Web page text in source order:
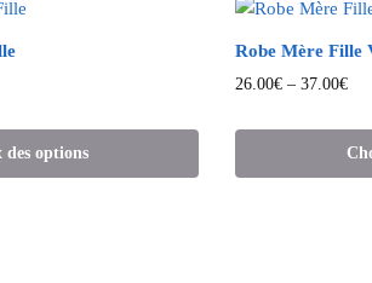
des options
Robe Mère Fille
26.00€ – 37.00€